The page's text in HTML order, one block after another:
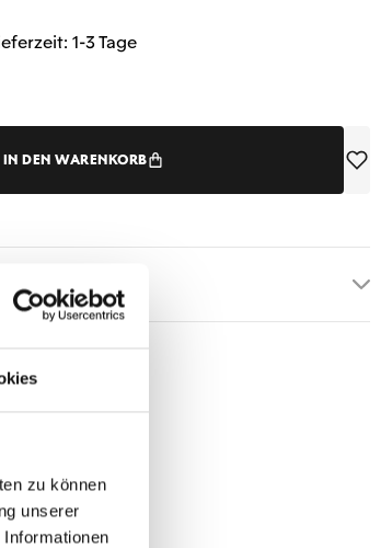
zu können
unserer
1-3 Tage
IN DEN WARENKORB